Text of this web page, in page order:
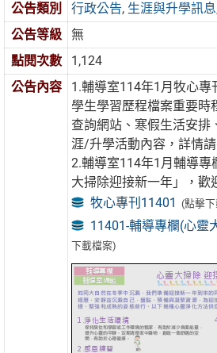
公告類別
行政公告, 生涯與升學訊息
公告等級
無
點閱次數
1,124
公告內容
1.輔導室114年1月牧心專
學生學習歷程檔案重要時
查詢網站、寒假生活安排
涯/升學活動內容，詳情請
2.輔導室114年1月輔導專
大掃除迎接新一年」，歡
牧心專刊11401 (點擊
11401-輔導專欄(心靈
下載檔案)